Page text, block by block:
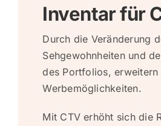
Inventar für
Durch die Veränderung
Sehgewohnheiten und
des Portfolios, erweitern
Werbemöglichkeiten.
Mit CTV erhöht sich die